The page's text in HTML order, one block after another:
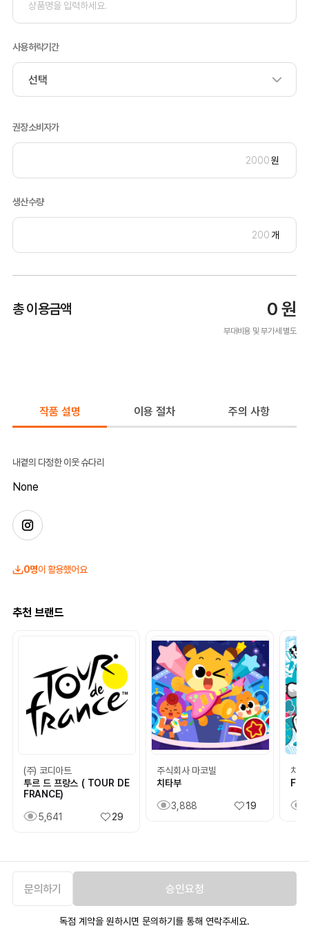
사용허락기간
권장소비자가
원
생산수량
개
총 이용금액 0 원
부대비용 및 부가세 별도
문의하기 승인요청
독점 계약을 원하시면 문의하기를 통해 연락주세요.
작품 설명 이용 절차 주의 사항
내곁의 다정한 이웃 슈다리
None
0명이 활용했어요
추천 브랜드
(주) 코디아트
투르 드 프랑스 ( TOUR DE
FRANCE)
5,641 29
주식회사 마코빌
치타부
3,888 19
치킨